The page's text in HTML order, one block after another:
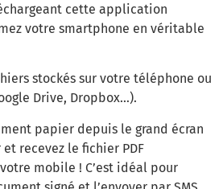
cette application
votre smartphone en véritable
stockés sur votre téléphone ou
Drive, Dropbox…).
papier depuis le grand écran
recevez le fichier PDF
mobile ! C’est idéal pour